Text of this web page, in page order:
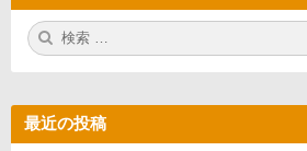
検
索:
最近の投稿